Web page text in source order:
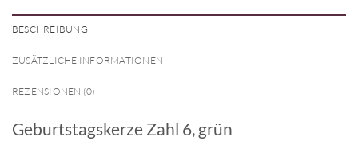
BESCHREIBUNG
ZUSÄTZLICHE INFORMATIONEN
REZENSIONEN (0)
Geburtstagskerze Zahl 6, grün